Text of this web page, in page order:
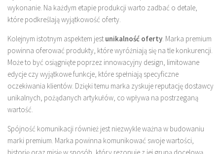
wykonanie. Na każdym etapie produkcji warto zadbać o detale,
które podkreślają wyjątkowość oferty.
Kolejnym istotnym aspektem jest unikalność oferty . Marka premium
powinna oferować produkty, które wyróżniają się na tle konkurencji.
Może to być osiągnięte poprzez innowacyjny design, limitowane
edycje czy wyjątkowe funkcje, które spełniają specyficzne
oczekiwania klientów. Dzięki temu marka zyskuje reputację dostawcy
unikalnych, pożądanych artykułów, co wpływa na postrzeganą
wartość.
Spójność komunikacji również jest niezwykle ważna w budowaniu
marki premium. Marka powinna komunikować swoje wartości,
historię oraz misję w sposób, który rezonuje z jej grupą docelową.